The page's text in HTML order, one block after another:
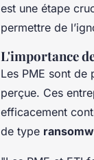
est une étape
permettre de
L'importance
Les PME sont
perçue. Ces
efficacement
de type